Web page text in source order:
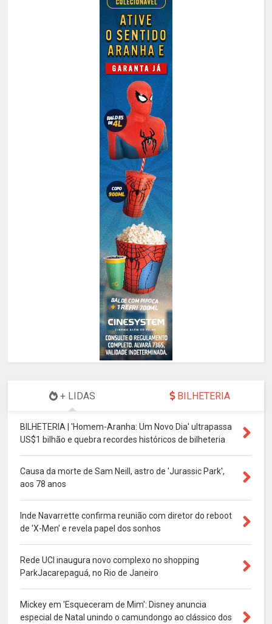
+ LIDAS BILHETERIA
BILHETERIA | 'Homem-Aranha: Um Novo Dia' ultrapassa
US$1 bilhão e quebra recordes históricos de bilheteria
Causa da morte de Sam Neill, astro de 'Jurassic Park',
aos 78 anos
Inde Navarrette confirma reunião com diretor do reboot
de 'X-Men' e revela papel dos sonhos
Rede UCI inaugura novo complexo no shopping
ParkJacarepaguá, no Rio de Janeiro
Mickey em 'Esqueceram de Mim': Disney anuncia
especial de Natal unindo o camundongo ao clássico dos